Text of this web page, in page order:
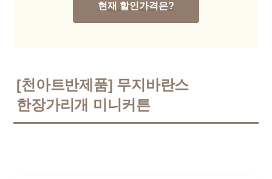
현재 할인가격은?
[천아트반제품] 무지바란스
한장가리개 미니커튼